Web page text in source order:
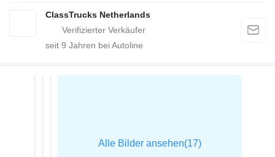
ClassTrucks Netherlands
seit 9 Jahren bei Autoline